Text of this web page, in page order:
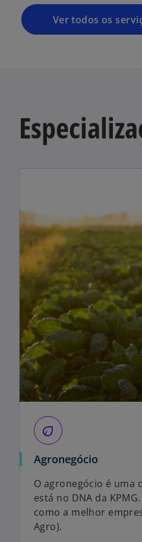
Ver todos os
eco
Agronegócio
O agronegócio é uma
está no DNA da
como a melhor
Agro).